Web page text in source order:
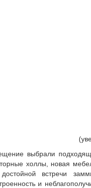
выбрали
холлы, новая
встречи
и